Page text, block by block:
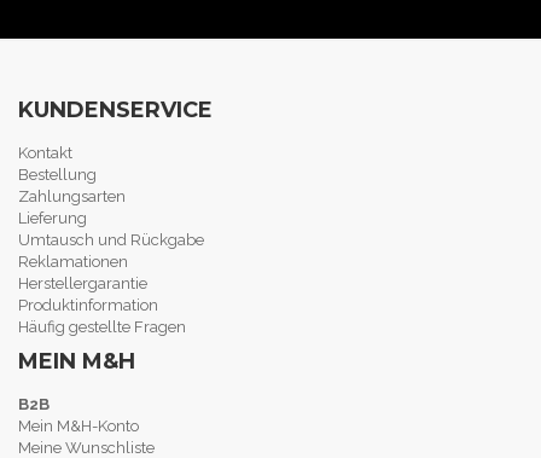
KUNDENSERVICE
Kontakt
Bestellung
Zahlungsarten
Lieferung
Umtausch und Rückgabe
Reklamationen
Herstellergarantie
Produktinformation
Häufig gestellte Fragen
MEIN M&H
B2B
Mein M&H-Konto
Meine Wunschliste